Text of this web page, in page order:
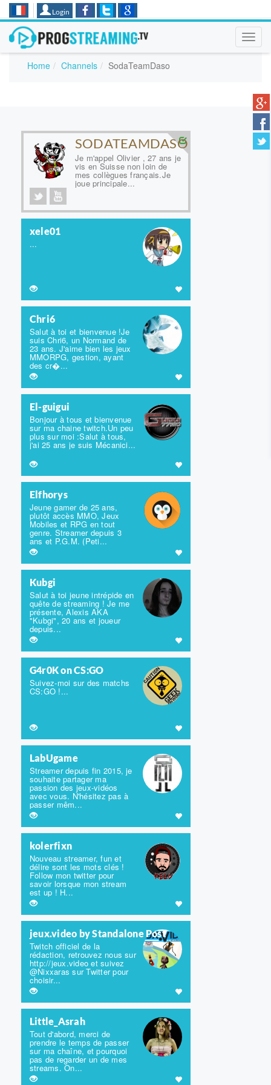
Login
Home Channels SodaTeamDaso
SODATEAMDASO
Je m'appel Olivier , 27 ans je
vis en Suisse non loin de
mes collègues français.Je
joue principale...
xele01
...
Chri6
Salut à toi et bienvenue !Je
suis Chri6, un Normand de
23 ans. J'aime bien les jeux
MMORPG, gestion, ayant
des cr�...
El-guigui
Bonjour à tous et bienvenue
sur ma chaine twitch.Un peu
plus sur moi :Salut à tous,
j'ai 25 ans je suis Mécanici...
Elfhorys
Jeune gamer de 25 ans,
plutôt accès MMO, Jeux
Mobiles et RPG en tout
genre. Streamer depuis 3
ans et P.G.M. (Peti...
Kubgi
Salut à toi jeune intrépide en
quête de streaming ! Je me
présente, Alexis AKA
"Kubgi", 20 ans et joueur
depuis...
G4r0K on CS:GO
Suivez-moi sur des matchs
CS:GO !...
LabUgame
Streamer depuis fin 2015, je
souhaite partager ma
passion des jeux-vidéos
avec vous. N'hésitez pas à
passer mêm...
kolerfixn
Nouveau streamer, fun et
délire sont les mots clés !
Follow mon twitter pour
savoir lorsque mon stream
est up ! H...
jeux.video by Standalone Post
Twitch officiel de la
rédaction, retrouvez nous sur
http://jeux.video et suivez
@Nixxaras sur Twitter pour
choisir...
Little_Asrah
Tout d'abord, merci de
prendre le temps de passer
sur ma chaîne, et pourquoi
pas de regarder un de mes
streams. On...